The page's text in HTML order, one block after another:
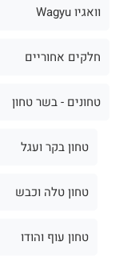
וואגיו Wagyu
חלקים אחוריים
טחונים - בשר טחון
טחון בקר ועגל
טחון טלה וכבש
טחון עוף והודו